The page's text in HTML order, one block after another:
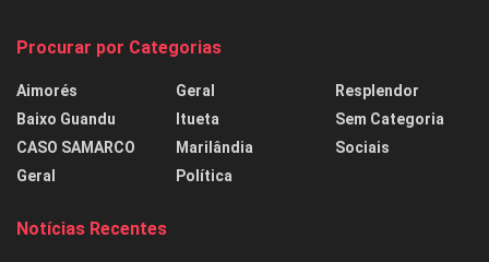
Procurar por Categorias
Aimorés
Baixo Guandu
CASO SAMARCO
Geral
Geral
Itueta
Marilândia
Política
Resplendor
Sem Categoria
Sociais
Notícias Recentes